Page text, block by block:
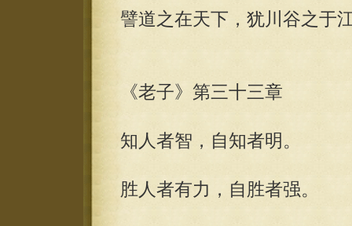
譬道之在天下，犹川谷之于
《老子》第三十三章
知人者智，自知者明。
胜人者有力，自胜者强。